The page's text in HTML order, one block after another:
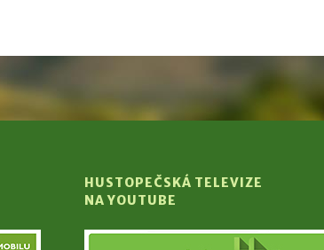
HUSTOPEČSKÁ TELEVIZE
NA YOUTUBE